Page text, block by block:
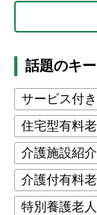
話題のキ
サービス付
住宅型有料
介護施設紹介
介護付有料
特別養護老